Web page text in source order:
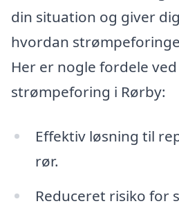
din situation og giver
hvordan
Her er nogle fordele
strømpeforing i Rørby:
Effektiv løsning til
rør.
Reduceret risiko for